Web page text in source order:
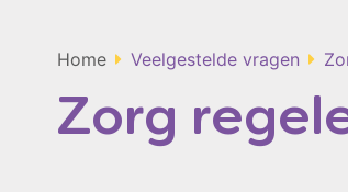
Home Veelgestelde vragen
Zorg